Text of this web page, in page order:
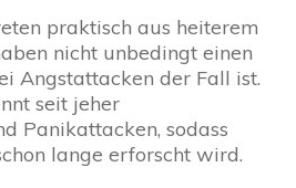
praktisch aus heiterem
nicht unbedingt einen
Angstattacken der Fall ist.
seit jeher
Panikattacken, sodass
lange erforscht wird.